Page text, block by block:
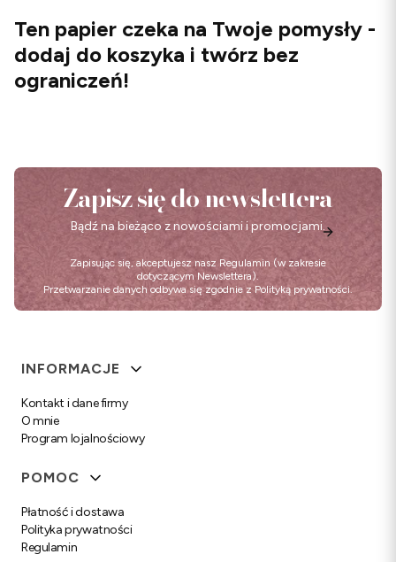
Ten papier czeka na Twoje pomysły -
dodaj do koszyka i twórz bez
ograniczeń!
Zapisz się do newslettera
Bądź na bieżąco z nowościami i promocjami.
Zapisując się, akceptujesz nasz Regulamin (w zakresie
dotyczącym Newslettera).
Przetwarzanie danych odbywa się zgodnie z Polityką prywatności.
Linki w stopce
INFORMACJE
Kontakt i dane firmy
O mnie
Program lojalnościowy
POMOC
Płatność i dostawa
Polityka prywatności
Regulamin